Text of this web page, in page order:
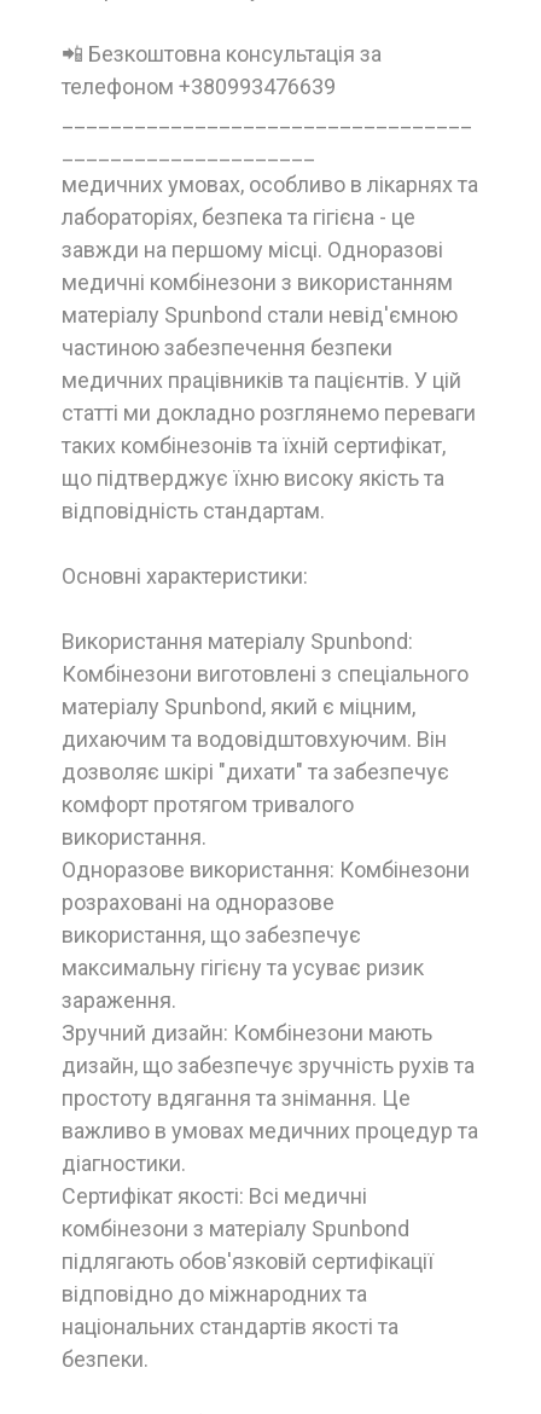
📲 Безкоштовна консультація за
телефоном +380993476639
медичних умовах, особливо в лікарнях та
лабораторіях, безпека та гігієна - це
завжди на першому місці. Одноразові
медичні комбінезони з використанням
матеріалу Spunbond стали невід'ємною
частиною забезпечення безпеки
медичних працівників та пацієнтів. У цій
статті ми докладно розглянемо переваги
таких комбінезонів та їхній сертифікат,
що підтверджує їхню високу якість та
відповідність стандартам.
Основні характеристики:
Використання матеріалу Spunbond:
Комбінезони виготовлені з спеціального
матеріалу Spunbond, який є міцним,
дихаючим та водовідштовхуючим. Він
дозволяє шкірі "дихати" та забезпечує
комфорт протягом тривалого
використання.
Одноразове використання: Комбінезони
розраховані на одноразове
використання, що забезпечує
максимальну гігієну та усуває ризик
зараження.
Зручний дизайн: Комбінезони мають
дизайн, що забезпечує зручність рухів та
простоту вдягання та знімання. Це
важливо в умовах медичних процедур та
діагностики.
Сертифікат якості: Всі медичні
комбінезони з матеріалу Spunbond
підлягають обов'язковій сертифікації
відповідно до міжнародних та
національних стандартів якості та
безпеки.